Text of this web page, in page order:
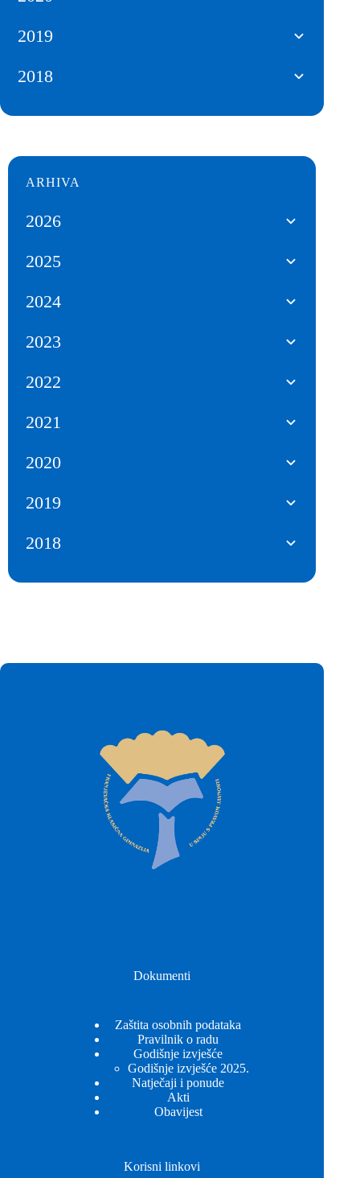
2019
2018
ARHIVA
2026
2025
2024
2023
2022
2021
2020
2019
2018
Dokumenti
Zaštita osobnih podataka
Pravilnik o radu
Godišnje izvješće
Godišnje izvješće 2025.
Natječaji i ponude
Akti
Obavijest
Korisni linkovi